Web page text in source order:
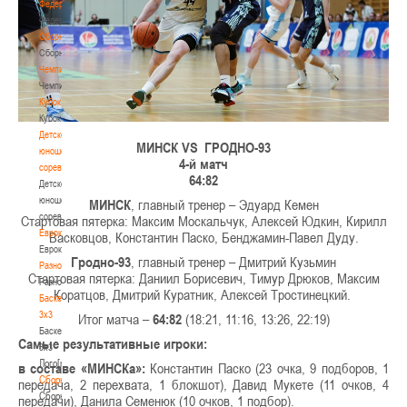
Федерация
Федерация
Сборные
Сборные
Чемпионат
Чемпионат
Кубок
Кубок
Детско-
юношеские
соревнования
Детско-
юношеские
соревнования
Еврокубки
Еврокубки
Разное
Разное
Баскетбол
3х3
Баскетбол
3х3
Лого[modid=121]
Сборные
Сборные
МИНСК VS ГРОДНО-93
4-й матч
64:82
МИНСК, главный тренер – Эдуард Кемен
Стартовая пятерка: Максим Москальчук, Алексей Юдкин, Кирилл
Васковцов, Константин Паско, Бенджамин-Павел Дуду.
Гродно-93 , главный тренер – Дмитрий Кузьмин
Стартовая пятерка: Даниил Борисевич, Тимур Дрюков, Максим
Коратцов, Дмитрий Куратник, Алексей Тростинецкий.
Итог матча –64:82(18:21, 11:16, 13:26, 22:19)
Самые результативные игроки:
в составе «МИНСКа»: Константин Паско (23 очка, 9 подборов, 1
передача, 2 перехвата, 1 блокшот), Давид Мукете (11 очков, 4
передачи), Данила Семенюк (10 очков, 1 подбор).